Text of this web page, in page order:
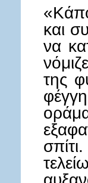
και
να
της